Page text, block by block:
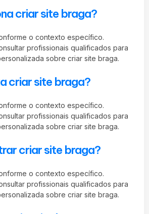
criar site braga?
o contexto específico.
profissionais qualificados para
sobre criar site braga.
criar site braga?
o contexto específico.
profissionais qualificados para
sobre criar site braga.
criar site braga?
o contexto específico.
profissionais qualificados para
sobre criar site braga.